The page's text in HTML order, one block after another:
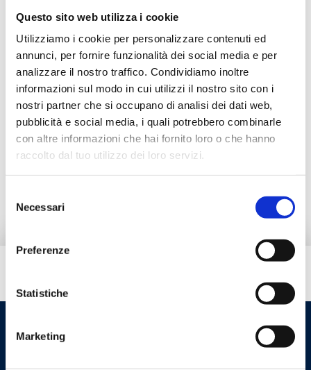
Questo sito web utilizza i cookie
Utilizziamo i cookie per personalizzare contenuti ed
annunci, per fornire funzionalità dei social media e per
analizzare il nostro traffico. Condividiamo inoltre
informazioni sul modo in cui utilizzi il nostro sito con i
nostri partner che si occupano di analisi dei dati web,
pubblicità e social media, i quali potrebbero combinarle
con altre informazioni che hai fornito loro o che hanno
raccolto dal tuo utilizzo dei loro servizi.
delNecessari
Preferenze
Statistiche
Marketing
Descrizione
Documentazione
Prodotti alternativi